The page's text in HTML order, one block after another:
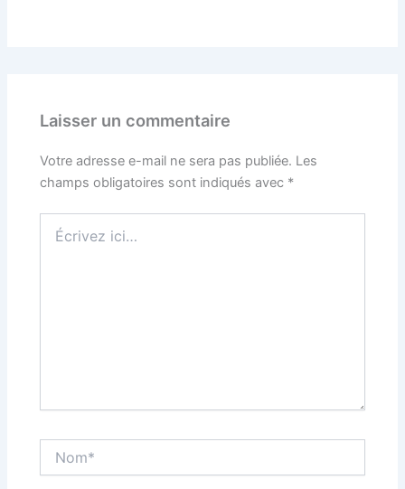
Laisser un commentaire
Votre adresse e-mail ne sera pas publiée. Les
champs obligatoires sont indiqués avec *
ici…